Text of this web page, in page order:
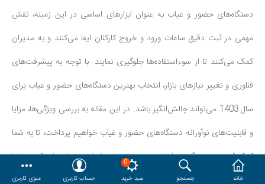
مقایسه محصولات مورد علاقه
دسترسی کاربری حساب کاربری
خانه جستجو
0
سبد خرید
حساب کاربری منوی کاربری
دستگاه‌های حضور و غیاب به عنوان ابزارهای اساسی در این زمینه، نقش
مهمی در ثبت دقیق ساعات ورود و خروج کارکنان ایفا می‌کنند و به مدیران
کمک می‌کنند تا از سوءاستفاده‌ها جلوگیری نمایند. با توجه به پیشرفت‌های
فناوری و تغییر نیازهای بازار، انتخاب بهترین دستگاه‌های حضور و غیاب برای
سال 1403 می‌تواند چالش‌انگیز باشد. در این مقاله به بررسی ویژگی‌ها، مزایا
و قابلیت‌های نوآورانه دستگاه‌های حضور و غیاب خواهیم پرداخت، تا به شما
کمک کنیم بهترین گزینه را با توجه به نیازهای سازمان خود انتخاب کنید. با ما
همراه باشید تا بهترین دستگاه‌های حضور و غیاب 1403 را شناسایی کرده و